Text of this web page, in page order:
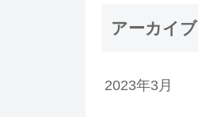
アーカイブ
2023年3月